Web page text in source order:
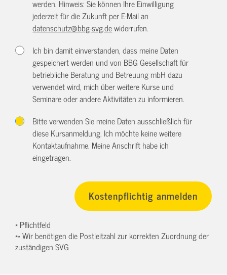
werden. Hinweis: Sie können Ihre Einwilligung
jederzeit für die Zukunft per E-Mail an
datenschutz@bbg-svg.dewiderrufen.
Ich bin damit einverstanden, dass meine Daten
gespeichert werden und von BBG Gesellschaft für
betriebliche Beratung und Betreuung mbH dazu
verwendet wird, mich über weitere Kurse und
Seminare oder andere Aktivitäten zu informieren.
Bitte verwenden Sie meine Daten ausschließlich für
diese Kursanmeldung. Ich möchte keine weitere
Kontaktaufnahme. Meine Anschrift habe ich
eingetragen.
* Pflichtfeld
** Wir benötigen die Postleitzahl zur korrekten Zuordnung der
zuständigen SVG